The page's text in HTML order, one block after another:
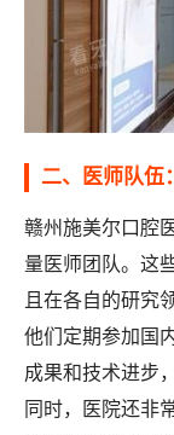
二、医师队伍
赣州施美尔口腔
量医师团队。这
且在各自的研究
他们定期参加国
成果和技术进步
同时，医院还非